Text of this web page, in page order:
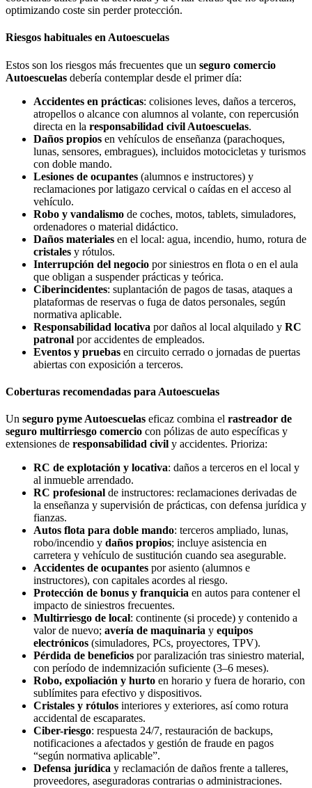
optimizando coste sin perder protección.
Riesgos habituales en Autoescuelas
Estos son los riesgos más frecuentes que un seguro comercio
Autoescuelas debería contemplar desde el primer día:
Accidentes en prácticas: colisiones leves, daños a terceros,
atropellos o alcance con alumnos al volante, con repercusión
directa en la responsabilidad civil Autoescuelas.
Daños propios en vehículos de enseñanza (parachoques,
lunas, sensores, embragues), incluidos motocicletas y turismos
con doble mando.
Lesiones de ocupantes (alumnos e instructores) y
reclamaciones por latigazo cervical o caídas en el acceso al
vehículo.
Robo y vandalismo de coches, motos, tablets, simuladores,
ordenadores o material didáctico.
Daños materiales en el local: agua, incendio, humo, rotura de
cristales y rótulos.
Interrupción del negocio por siniestros en flota o en el aula
que obligan a suspender prácticas y teórica.
Ciberincidentes: suplantación de pagos de tasas, ataques a
plataformas de reservas o fuga de datos personales, según
normativa aplicable.
Responsabilidad locativa por daños al local alquilado y RC
patronal por accidentes de empleados.
Eventos y pruebas en circuito cerrado o jornadas de puertas
abiertas con exposición a terceros.
Coberturas recomendadas para Autoescuelas
Un seguro pyme Autoescuelas eficaz combina el rastreador de
seguro multirriesgo comercio con pólizas de auto específicas y
extensiones de responsabilidad civil y accidentes. Prioriza:
RC de explotación y locativa: daños a terceros en el local y
al inmueble arrendado.
RC profesional de instructores: reclamaciones derivadas de
la enseñanza y supervisión de prácticas, con defensa jurídica y
fianzas.
Autos flota para doble mando: terceros ampliado, lunas,
robo/incendio y daños propios; incluye asistencia en
carretera y vehículo de sustitución cuando sea asegurable.
Accidentes de ocupantes por asiento (alumnos e
instructores), con capitales acordes al riesgo.
Protección de bonus y franquicia en autos para contener el
impacto de siniestros frecuentes.
Multirriesgo de local: continente (si procede) y contenido a
valor de nuevo; avería de maquinaria y equipos
electrónicos (simuladores, PCs, proyectores, TPV).
Pérdida de beneficios por paralización tras siniestro material,
con período de indemnización suficiente (3–6 meses).
Robo, expoliación y hurto en horario y fuera de horario, con
sublímites para efectivo y dispositivos.
Cristales y rótulos interiores y exteriores, así como rotura
accidental de escaparates.
Ciber-riesgo: respuesta 24/7, restauración de backups,
notificaciones a afectados y gestión de fraude en pagos
“según normativa aplicable”.
Defensa jurídica y reclamación de daños frente a talleres,
proveedores, aseguradoras contrarias o administraciones.